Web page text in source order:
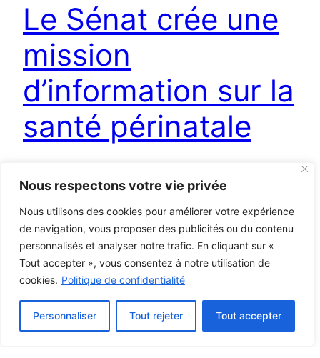
Nous respectons votre vie privée
Nous utilisons des cookies pour améliorer votre expérience
de navigation, vous proposer des publicités ou du contenu
personnalisés et analyser notre trafic. En cliquant sur «
Tout accepter », vous consentez à notre utilisation de
cookies. Politique de confidentialité
Personnaliser Tout rejeter Tout accepter
Le Sénat crée une
mission
d’information sur la
santé périnatale
La mission d’information consacrée à la santé
périnatale a pour objectif de faire un état des
lieux médical et territorial du sujet. Puis, elle
proposera des solutions à mettre en œuvre pour
parvenir à une meilleure prise en charge des
mères et des nourrissons. C’est dans un contexte
de baisse de la natalité et de…
28 mars 2024